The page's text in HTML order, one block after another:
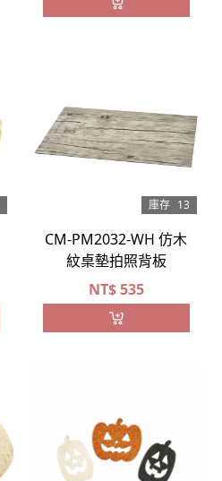
庫存 13
CM-PM2032-WH 仿木
紋桌墊拍照背板
NT$535